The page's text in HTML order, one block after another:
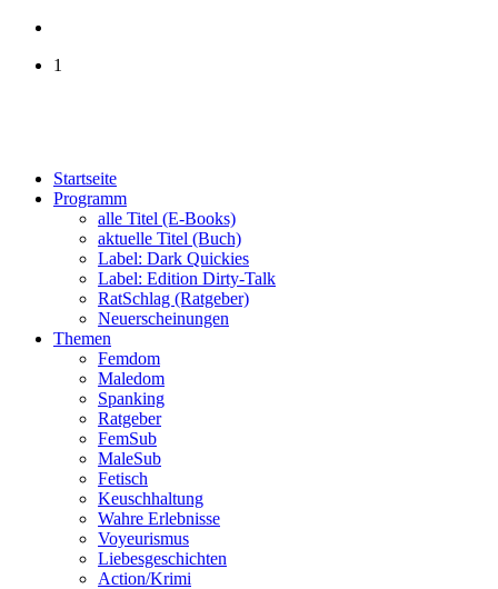
1
Startseite
Programm
alle Titel (E-Books)
aktuelle Titel (Buch)
Label: Dark Quickies
Label: Edition Dirty-Talk
RatSchlag (Ratgeber)
Neuerscheinungen
Themen
Femdom
Maledom
Spanking
Ratgeber
FemSub
MaleSub
Fetisch
Keuschhaltung
Wahre Erlebnisse
Voyeurismus
Liebesgeschichten
Action/Krimi